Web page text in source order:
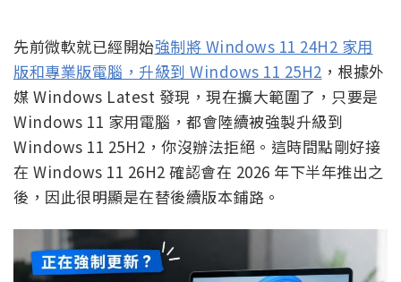
先前微軟就已經開始強制將 Windows 11 24H2 家用
版和專業版電腦，升級到 Windows 11 25H2 ，根據外
媒 Windows Latest 發現，現在擴大範圍了，只要是
Windows 11 家用電腦，都會陸續被強製升級到
Windows 11 25H2，你沒辦法拒絕。這時間點剛好接
在 Windows 11 26H2 確認會在 2026 年下半年推出之
後，因此很明顯是在替後續版本鋪路。